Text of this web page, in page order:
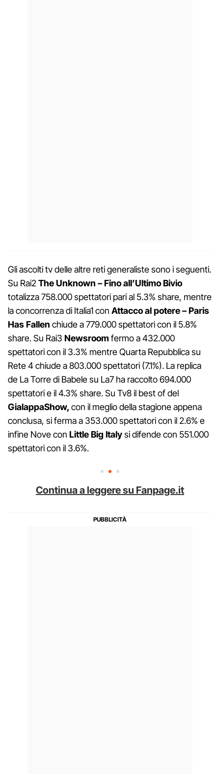
Gli ascolti tv delle altre reti generaliste sono i seguenti.
Su Rai2 The Unknown – Fino all’Ultimo Bivio
totalizza 758.000 spettatori pari al 5.3% share, mentre
la concorrenza di Italia1 con Attacco al potere – Paris
Has Fallen chiude a 779.000 spettatori con il 5.8%
share. Su Rai3 Newsroom fermo a 432.000
spettatori con il 3.3% mentre Quarta Repubblica su
Rete 4 chiude a 803.000 spettatori (7.1%). La replica
de La Torre di Babele su La7 ha raccolto 694.000
spettatori e il 4.3% share. Su Tv8 il best of del
GialappaShow, con il meglio della stagione appena
conclusa, si ferma a 353.000 spettatori con il 2.6% e
infine Nove con Little Big Italysi difende con 551.000
spettatori con il 3.6%.
Continua a leggere su Fanpage.it